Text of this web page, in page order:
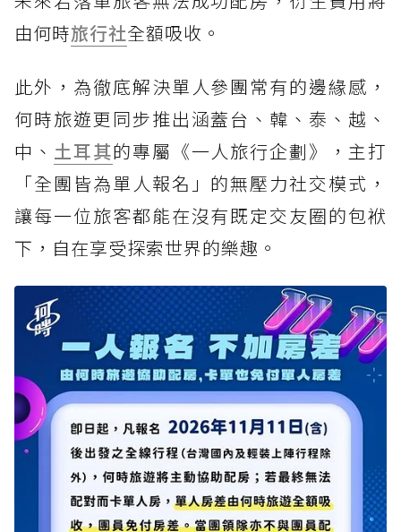
由何時旅行社全額吸收。
此外，為徹底解決單人參團常有的邊緣感，
何時旅遊更同步推出涵蓋台、韓、泰、越、
中、 土耳其的專屬《一人旅行企劃》，主打
「全團皆為單人報名」的無壓力社交模式，
讓每一位旅客都能在沒有既定交友圈的包袱
下，自在享受探索世界的樂趣。